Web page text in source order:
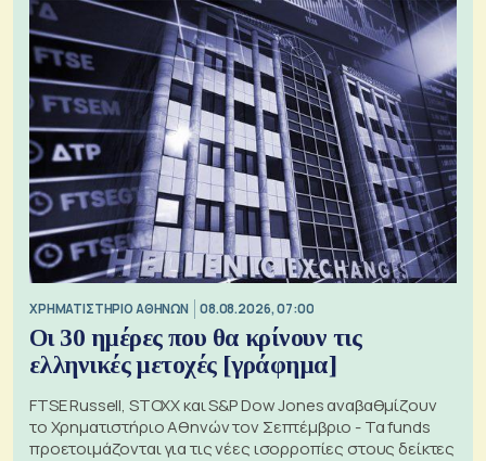
XΡΗΜΑΤΙΣΤΗΡΙΟ ΑΘΗΝΩΝ 08.08.2026, 07:00
Οι 30 ημέρες που θα κρίνουν τις
ελληνικές μετοχές [γράφημα]
FTSE Russell, STOXX και S&P Dow Jones αναβαθμίζουν
το Χρηματιστήριο Αθηνών τον Σεπτέμβριο - Τα funds
προετοιμάζονται για τις νέες ισορροπίες στους δείκτες